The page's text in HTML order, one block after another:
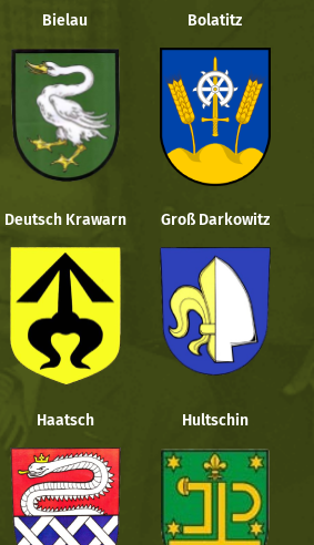
Bielau Bolatitz
Deutsch Krawarn Groß Darkowitz
Haatsch Hultschin